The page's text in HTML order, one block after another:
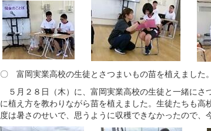
〇 富岡実業高校の生徒とさつまいもの苗を植えました。
５月２８日（木）に、富岡実業高校の生徒と一緒にさ
に植え方を教わりながら苗を植えました。生徒たちも
度は暑さのせいで、思うように収穫できなかったので、